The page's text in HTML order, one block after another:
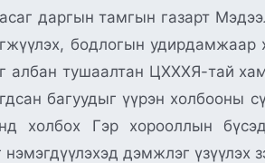
даргын тамгын газарт
бодлогын удирдамжаар
албан тушаалтан ЦХХХЯ-тай
багуудыг үүрэн холбооны
холбох Гэр хорооллын
дэмжлэг